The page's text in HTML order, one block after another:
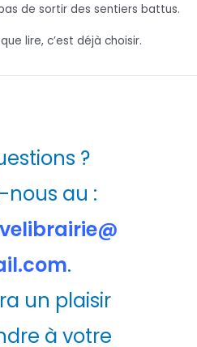
de sortir des sentiers battus.
lire, c’est déjà choisir.
?
nous au :
.
un plaisir
à votre